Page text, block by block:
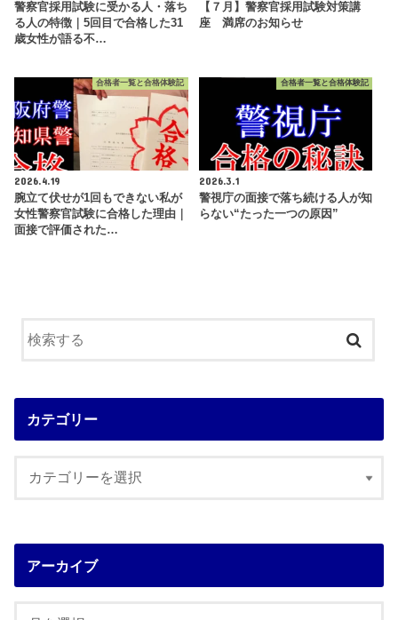
警察官採用試験に受かる人・落ち
る人の特徴｜5回目で合格した31
歳女性が語る不…
【７月】警察官採用試験対策講
座 満席のお知らせ
合格者一覧と合格体験記
2026.4.19
腕立て伏せが1回もできない私が
女性警察官試験に合格した理由｜
面接で評価された…
合格者一覧と合格体験記
2026.3.1
警視庁の面接で落ち続ける人が知
らない“たった一つの原因”
カテゴリー
アーカイブ